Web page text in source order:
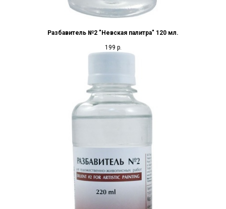
Разбавитель №2 "Невская палитра" 120 мл.
199 р.